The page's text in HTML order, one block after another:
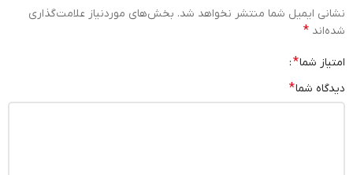
نشانی ایمیل شما منتشر نخواهد شد. بخش‌های موردنیاز علامت‌گذاری
شده‌اند *
امتیاز شما*
دیدگاه شما*